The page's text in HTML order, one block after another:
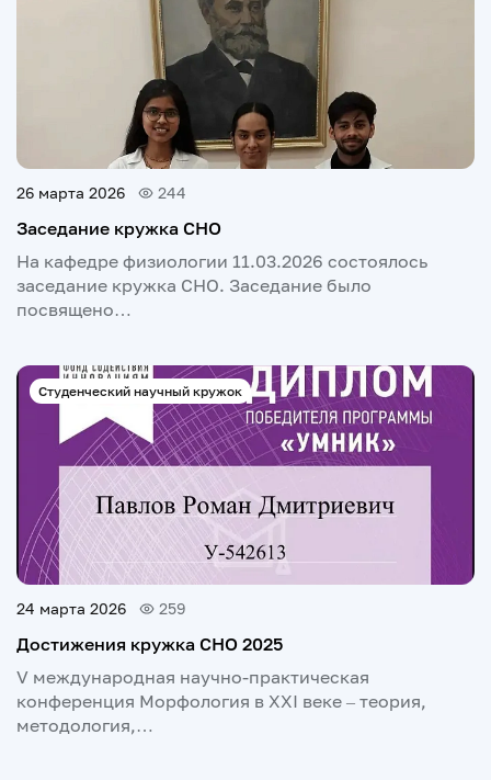
26 марта 2026 244
Заседание кружка СНО
На кафедре физиологии 11.03.2026 состоялось
заседание кружка СНО. Заседание было
посвящено…
Студенческий научный кружок
24 марта 2026 259
Достижения кружка СНО 2025
V международная научно-практическая
конференция Морфология в XXI веке – теория,
методология,…